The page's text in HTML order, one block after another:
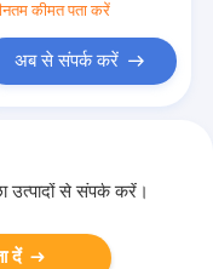
कीमत पता करें
अब से संपर्क करें
से संपर्क करें।
दें